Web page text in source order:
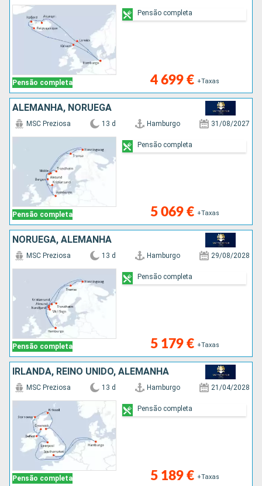
Pensão completa 4 699 € +Taxas
Pensão completa
ALEMANHA, NORUEGA
Pensão completa
MSC Preziosa 13 d Hamburgo 31/08/2027
5 069 € +Taxas
Pensão completa
NORUEGA, ALEMANHA
Pensão completa
MSC Preziosa 13 d Hamburgo 29/08/2028
5 179 € +Taxas
Pensão completa
IRLANDA, REINO UNIDO, ALEMANHA
Pensão completa
MSC Preziosa 13 d Hamburgo 21/04/2028
5 189 € +Taxas
Pensão completa